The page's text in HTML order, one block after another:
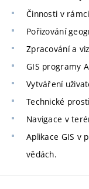
Činnosti v
Pořizování
Zpracování a
GIS programy
Vytváření
Technické
Navigace v
Aplikace GIS v
vědách.